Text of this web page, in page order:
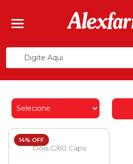
14% OFF
Dois C/60 Caps